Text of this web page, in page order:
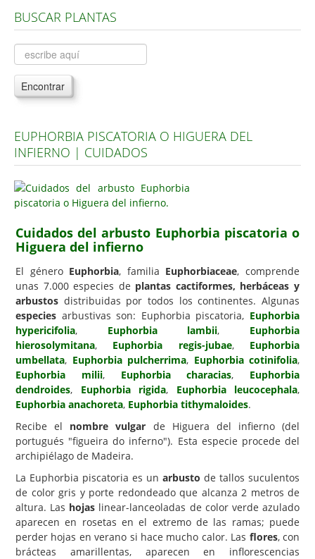
Árboles, Cicas y Palmeras de la G a la Z
Plantas Anuales y Perennes
Plantas Bulbosas y Acuáticas
Plantas de Interior
Plantas Aromáticas y de Huerto
Plantas Carnívoras y Orquídeas
Consejos
Hemisferio Sur
Enfermedades
Animales
Hongos
Carencias
Fotos
Flores y Plantas
Árboles y Palmeras
Arbustos y Trepadoras
Cactus y Suculentas
BUSCAR PLANTAS
Encontrar
EUPHORBIA PISCATORIA O HIGUERA DEL
INFIERNO | CUIDADOS
Cuidados del arbusto Euphorbia piscatoria o
Higuera del infierno
El género Euphorbia, familia Euphorbiaceae, comprende
unas 7.000 especies de plantas cactiformes, herbáceas y
arbustos distribuidas por todos los continentes. Algunas
especies arbustivas son: Euphorbia piscatoria, Euphorbia
hypericifolia, Euphorbia lambii, Euphorbia
hierosolymitana, Euphorbia regis-jubae, Euphorbia
umbellata, Euphorbia pulcherrima, Euphorbia cotinifolia,
Euphorbia milii, Euphorbia characias, Euphorbia
dendroides, Euphorbia rigida, Euphorbia leucocephala,
Euphorbia anachoreta, Euphorbia tithymaloides.
Recibe el nombre vulgar de Higuera del infierno (del
portugués "figueira do inferno"). Esta especie procede del
archipiélago de Madeira.
La Euphorbia piscatoria es un arbusto de tallos suculentos
de color gris y porte redondeado que alcanza 2 metros de
altura. Las hojas linear-lanceoladas de color verde azulado
aparecen en rosetas en el extremo de las ramas; puede
perder hojas en verano si hace mucho calor. Las flores, con
brácteas amarillentas, aparecen en inflorescencias